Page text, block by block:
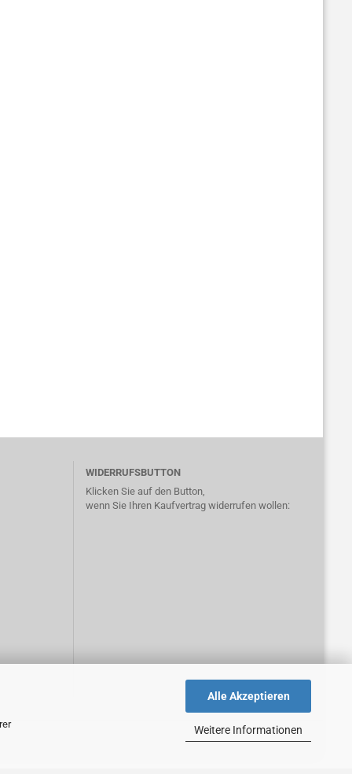
Alle Akzeptieren
Weitere Informationen
WIDERRUFSBUTTON
Klicken Sie auf den Button,
wenn Sie Ihren Kaufvertrag widerrufen wollen: